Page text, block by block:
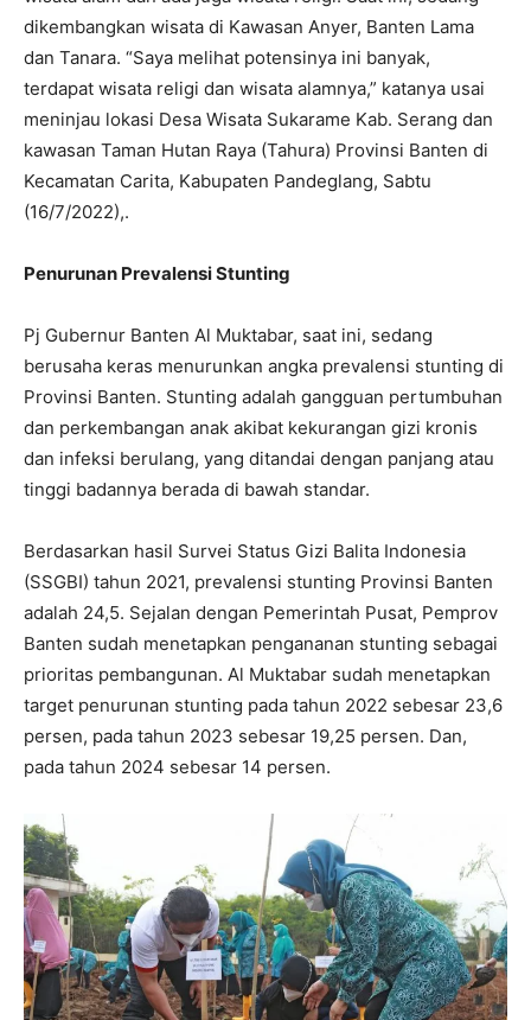
dikembangkan wisata di Kawasan Anyer, Banten Lama
dan Tanara. “Saya melihat potensinya ini banyak,
terdapat wisata religi dan wisata alamnya,” katanya usai
meninjau lokasi Desa Wisata Sukarame Kab. Serang dan
kawasan Taman Hutan Raya (Tahura) Provinsi Banten di
Kecamatan Carita, Kabupaten Pandeglang, Sabtu
(16/7/2022),.
Penurunan Prevalensi Stunting
Pj Gubernur Banten Al Muktabar, saat ini, sedang
berusaha keras menurunkan angka prevalensi stunting di
Provinsi Banten. Stunting adalah gangguan pertumbuhan
dan perkembangan anak akibat kekurangan gizi kronis
dan infeksi berulang, yang ditandai dengan panjang atau
tinggi badannya berada di bawah standar.
Berdasarkan hasil Survei Status Gizi Balita Indonesia
(SSGBI) tahun 2021, prevalensi stunting Provinsi Banten
adalah 24,5. Sejalan dengan Pemerintah Pusat, Pemprov
Banten sudah menetapkan pengananan stunting sebagai
prioritas pembangunan. Al Muktabar sudah menetapkan
target penurunan stunting pada tahun 2022 sebesar 23,6
persen, pada tahun 2023 sebesar 19,25 persen. Dan,
pada tahun 2024 sebesar 14 persen.